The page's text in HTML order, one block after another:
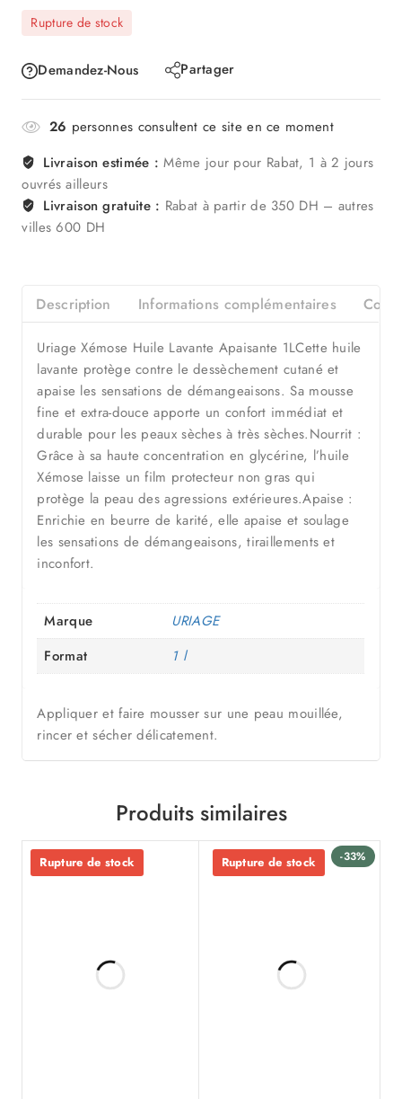
Rupture de stock
Demandez-Nous Partager
26 personnes consultent ce site en ce moment
Livraison estimée : Même jour pour Rabat, 1 à 2 jours
ouvrés ailleurs
Livraison gratuite : Rabat à partir de 350 DH – autres
villes 600 DH
Description Informations complémentaires
Uriage Xémose Huile Lavante Apaisante 1LCette huile
lavante protège contre le dessèchement cutané et
apaise les sensations de démangeaisons. Sa mousse
fine et extra-douce apporte un confort immédiat et
durable pour les peaux sèches à très sèches.Nourrit :
Grâce à sa haute concentration en glycérine, l’huile
Xémose laisse un film protecteur non gras qui
protège la peau des agressions extérieures.Apaise :
Enrichie en beurre de karité, elle apaise et soulage
les sensations de démangeaisons, tiraillements et
inconfort.
Marque
URIAGE
Format
1 l
Appliquer et faire mousser sur une peau mouillée,
rincer et sécher délicatement.
Produits similaires
Rupture de stock -33%
Rupture de stock